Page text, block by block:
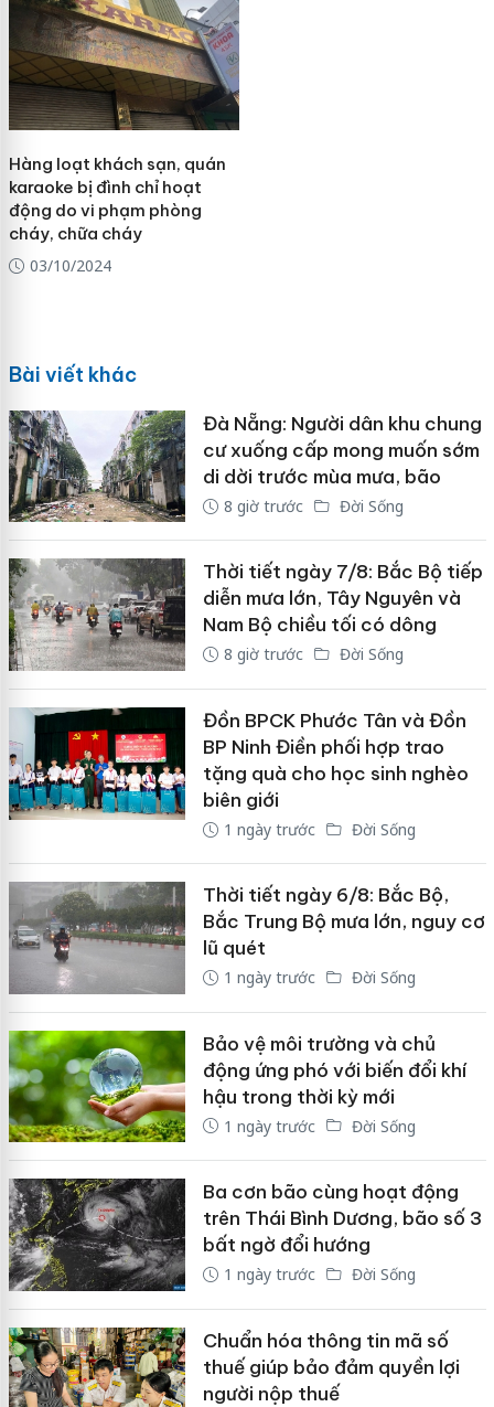
Hàng loạt khách sạn, quán
karaoke bị đình chỉ hoạt
động do vi phạm phòng
cháy, chữa cháy
03/10/2024
Bài viết khác
Đà Nẵng: Người dân khu chung
cư xuống cấp mong muốn sớm
di dời trước mùa mưa, bão
8 giờ trước Đời Sống
Thời tiết ngày 7/8: Bắc Bộ tiếp
diễn mưa lớn, Tây Nguyên và
Nam Bộ chiều tối có dông
8 giờ trước Đời Sống
Đồn BPCK Phước Tân và Đồn
BP Ninh Điền phối hợp trao
tặng quà cho học sinh nghèo
biên giới
1 ngày trước Đời Sống
Thời tiết ngày 6/8: Bắc Bộ,
Bắc Trung Bộ mưa lớn, nguy cơ
lũ quét
1 ngày trước Đời Sống
Bảo vệ môi trường và chủ
động ứng phó với biến đổi khí
hậu trong thời kỳ mới
1 ngày trước Đời Sống
Ba cơn bão cùng hoạt động
trên Thái Bình Dương, bão số 3
bất ngờ đổi hướng
1 ngày trước Đời Sống
Chuẩn hóa thông tin mã số
thuế giúp bảo đảm quyền lợi
người nộp thuế